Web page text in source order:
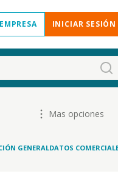
INICIAR SESIÓN
Mas opciones
GENERALDATOS